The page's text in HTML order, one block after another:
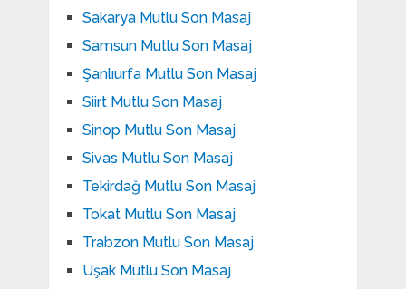
Sakarya Mutlu Son Masaj
Samsun Mutlu Son Masaj
Şanlıurfa Mutlu Son Masaj
Siirt Mutlu Son Masaj
Sinop Mutlu Son Masaj
Sivas Mutlu Son Masaj
Tekirdağ Mutlu Son Masaj
Tokat Mutlu Son Masaj
Trabzon Mutlu Son Masaj
Uşak Mutlu Son Masaj